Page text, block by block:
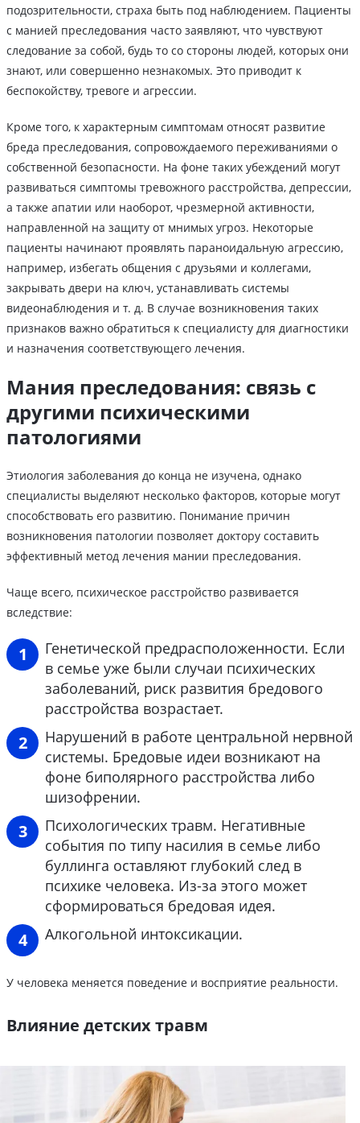
подозрительности, страха быть под наблюдением. Пациенты
с манией преследования часто заявляют, что чувствуют
следование за собой, будь то со стороны людей, которых они
знают, или совершенно незнакомых. Это приводит к
беспокойству, тревоге и агрессии.
Кроме того, к характерным симптомам относят развитие
бреда преследования, сопровождаемого переживаниями о
собственной безопасности. На фоне таких убеждений могут
развиваться симптомы тревожного расстройства, депрессии,
а также апатии или наоборот, чрезмерной активности,
направленной на защиту от мнимых угроз. Некоторые
пациенты начинают проявлять параноидальную агрессию,
например, избегать общения с друзьями и коллегами,
закрывать двери на ключ, устанавливать системы
видеонаблюдения и т. д. В случае возникновения таких
признаков важно обратиться к специалисту для диагностики
и назначения соответствующего лечения.
Мания преследования: связь с
другими психическими
патологиями
Этиология заболевания до конца не изучена, однако
специалисты выделяют несколько факторов, которые могут
способствовать его развитию. Понимание причин
возникновения патологии позволяет доктору составить
эффективный метод лечения мании преследования.
Чаще всего, психическое расстройство развивается
вследствие:
Генетической предрасположенности. Если
в семье уже были случаи психических
заболеваний, риск развития бредового
расстройства возрастает.
Нарушений в работе центральной нервной
системы. Бредовые идеи возникают на
фоне биполярного расстройства либо
шизофрении.
Психологических травм. Негативные
события по типу насилия в семье либо
буллинга оставляют глубокий след в
психике человека. Из-за этого может
сформироваться бредовая идея.
Алкогольной интоксикации.
У человека меняется поведение и восприятие реальности.
Влияние детских травм